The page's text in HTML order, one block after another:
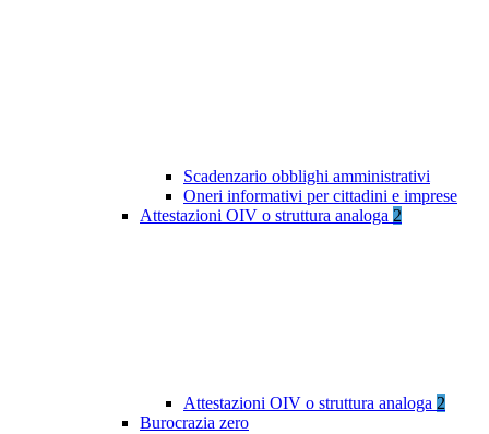
Scadenzario obblighi amministrativi
Oneri informativi per cittadini e imprese
Attestazioni OIV o struttura analoga 2
Attestazioni OIV o struttura analoga 2
Burocrazia zero